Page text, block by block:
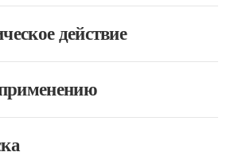
действие